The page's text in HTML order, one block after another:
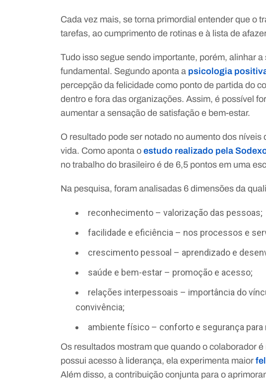
Cada vez mais, se torna primordial entender que o
tarefas, ao cumprimento de rotinas e à lista de
Tudo isso segue sendo importante, porém, alinhar
fundamental. Segundo aponta a psicologia
percepção da felicidade como ponto de partida do
dentro e fora das organizações. Assim, é possível
aumentar a sensação de satisfação e bem-estar.
O resultado pode ser notado no aumento dos
vida. Como aponta o estudo realizado pela
no trabalho do brasileiro é de 6,5 pontos em uma
Na pesquisa, foram analisadas 6 dimensões da
reconhecimento – valorização das pessoas;
facilidade e eficiência – nos processos e
crescimento pessoal – aprendizado e
saúde e bem-estar – promoção e acesso;
relações interpessoais – importância do
convivência;
ambiente físico – conforto e segurança para
Os resultados mostram que quando o colaborador
possui acesso à liderança, ela experimenta maior
Além disso, a contribuição conjunta para o